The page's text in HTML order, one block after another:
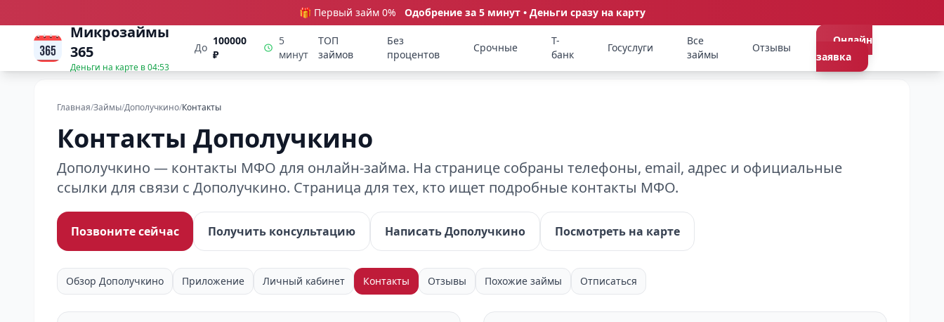
🎁 Первый займ 0% Одобрение за 5 минут • Деньги сразу на карту
Микрозаймы
365
Деньги на карте в04:53
До
100000
₽
5
минут
ТОП
займов
Без
процентов
Срочные
Т-
банк
Госуслуги
Все
займы
Отзывы
Онлайн
заявка
Главная/Займы/Дополучкино/Контакты
Контакты Дополучкино
Дополучкино — контакты МФО для онлайн-займа. На странице собраны телефоны, email, адрес и официальные
ссылки для связи с Дополучкино. Страница для тех, кто ищет подробные контакты МФО.
Позвоните сейчас Получить консультацию Написать Дополучкино Посмотреть на карте
Обзор Дополучкино Приложение Личный кабинет Контакты Отзывы Похожие займы Отписаться